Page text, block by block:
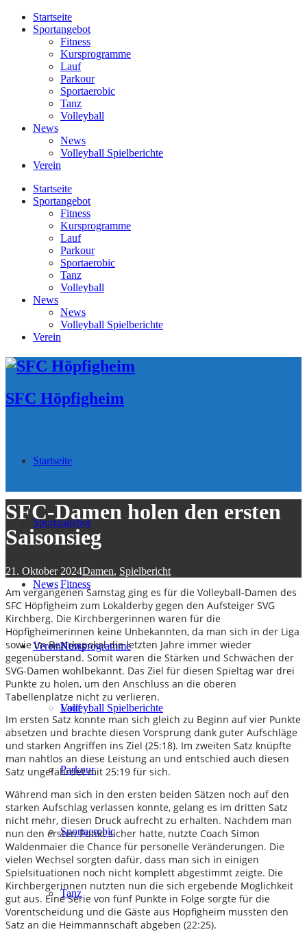
Startseite
Sportangebot
Fitness
Kursprogramme
Lauf
Parkour
Sportaerobic
Tanz
Volleyball
News
News
Volleyball Spielberichte
Verein
Startseite
Sportangebot
Fitness
Kursprogramme
Lauf
Parkour
Sportaerobic
Tanz
Volleyball
News
News
Volleyball Spielberichte
Verein
SFC Höpfigheim
Startseite
Sportangebot
Fitness
Kursprogramme
Lauf
Parkour
Sportaerobic
Tanz
News
News
Volleyball Spielberichte
Verein
SFC-Damen holen den ersten
Saisonsieg
21. Oktober 2024Damen, Spielbericht
Am vergangenen Samstag ging es für die Volleyball-Damen des
SFC Höpfigheim zum Lokalderby gegen den Aufsteiger SVG
Kirchberg. Die Kirchbergerinnen waren für die
Höpfigheimerinnen keine Unbekannten, da man sich in der Liga
sowie im Bezirkspokal die letzten Jahre immer wieder
gegenüberstand. Somit waren die Stärken und Schwächen der
SVG-Damen wohlbekannt. Das Ziel für diesen Spieltag war drei
Punkte zu holen, um den Anschluss an die oberen
Tabellenplätze nicht zu verlieren.
Im ersten Satz konnte man sich gleich zu Beginn auf vier Punkte
absetzen und brachte diesen Vorsprung dank guter Aufschläge
und starken Angriffen ins Ziel (25:18). Im zweiten Satz knüpfte
man nahtlos an diese Leistung an und entschied auch diesen
Satz ungefährdet mit 25:19 für sich.
Während man sich in den ersten beiden Sätzen noch auf den
starken Aufschlag verlassen konnte, gelang es im dritten Satz
nicht mehr, diesen Druck aufrecht zu erhalten. Nachdem man
nun den ersten Punkt sicher hatte, nutzte Coach Simon
Waldenmaier die Chance für personelle Veränderungen. Die
vielen Wechsel sorgten dafür, dass man sich in einigen
Spielsituationen noch nicht komplett abgestimmt zeigte. Die
Kirchbergerinnen nutzten nun die sich ergebende Möglichkeit
gut aus. Eine Serie von fünf Punkte in Folge sorgte für die
Vorentscheidung und die Gäste aus Höpfigheim mussten den
Satz an die Heimmannschaft abgeben (22:25).